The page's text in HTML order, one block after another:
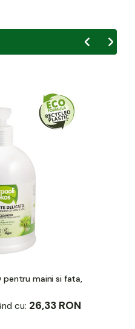
pentru maini si fata,
cu: 26,33 RON